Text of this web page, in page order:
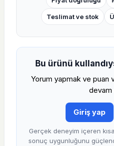
Teslimat ve stok
Bu ürünü
Yorum yapmak ve puan
devam
Giriş yap
Gerçek deneyim içeren
sonuç uygunluğunu